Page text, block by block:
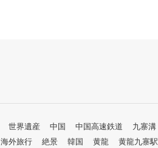
世界遺産 中国 中国高速鉄道 九寨溝
海外旅行 絶景 韓国 黄龍 黄龍九寨駅